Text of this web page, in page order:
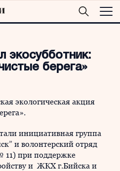
экосубботник:
берега»
экологическая акция
инициативная группа
и волонтерский отряд
11) при поддержке
и ЖКХ г.Бийска и